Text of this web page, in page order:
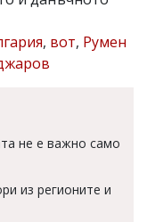
, вот, Румен
не е важно само
из регионите и